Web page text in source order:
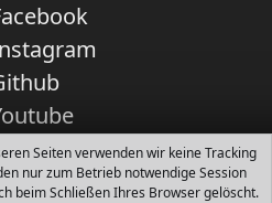
Seiten verwenden wir keine Tracking
nur zum Betrieb notwendige Session
beim Schließen Ihres Browser gelöscht.